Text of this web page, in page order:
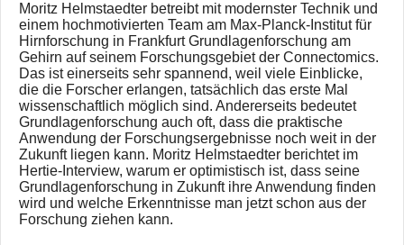
Moritz Helmstaedter betreibt mit modernster Technik und
einem hochmotivierten Team am Max-Planck-Institut für
Hirnforschung in Frankfurt Grundlagenforschung am
Gehirn auf seinem Forschungsgebiet der Connectomics.
Das ist einerseits sehr spannend, weil viele Einblicke,
die die Forscher erlangen, tatsächlich das erste Mal
wissenschaftlich möglich sind. Andererseits bedeutet
Grundlagenforschung auch oft, dass die praktische
Anwendung der Forschungsergebnisse noch weit in der
Zukunft liegen kann. Moritz Helmstaedter berichtet im
Hertie-Interview, warum er optimistisch ist, dass seine
Grundlagenforschung in Zukunft ihre Anwendung finden
wird und welche Erkenntnisse man jetzt schon aus der
Forschung ziehen kann.